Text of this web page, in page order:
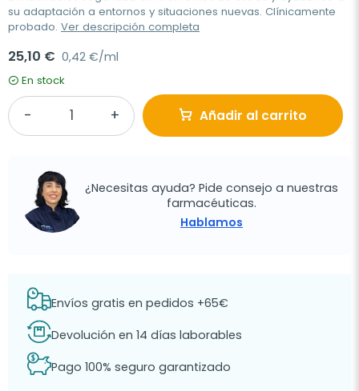
su adaptación a entornos y situaciones nuevas. Clínicamente
probado. Ver descripción completa
25,10 € 0,42 €/ml
En stock
Añadir al carrito
¿Necesitas ayuda? Pide consejo a nuestras
farmacéuticas.
Hablamos
Envíos gratis en pedidos +65€
Devolución en 14 días laborables
Pago 100% seguro garantizado